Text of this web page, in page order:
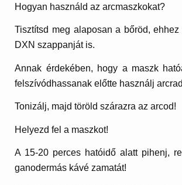
Hogyan használd az arcmaszkokat?
Tisztítsd meg alaposan a bőröd,
DXN szappanját is.
Annak érdekében, hogy a maszk
felszívódhassanak előtte használj
Tonizálj, majd töröld szárazra az arcod!
Helyezd fel a maszkot!
A 15-20 perces hatóidő alatt pihenj,
ganodermás kávé zamatát!